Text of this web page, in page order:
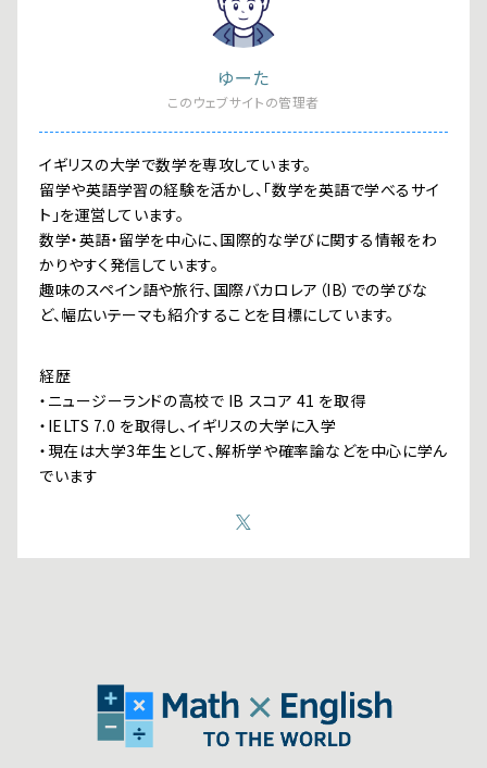
ゆーた
このウェブサイトの管理者
イギリスの大学で数学を専攻しています。
留学や英語学習の経験を活かし、「数学を英語で学べるサイ
ト」を運営しています。
数学・英語・留学を中心に、国際的な学びに関する情報をわ
かりやすく発信しています。
趣味のスペイン語や旅行、国際バカロレア（IB）での学びな
ど、幅広いテーマも紹介することを目標にしています。
経歴
・ニュージーランドの高校で IB スコア 41 を取得
・IELTS 7.0 を取得し、イギリスの大学に入学
・現在は大学3年生として、解析学や確率論などを中心に学ん
でいます